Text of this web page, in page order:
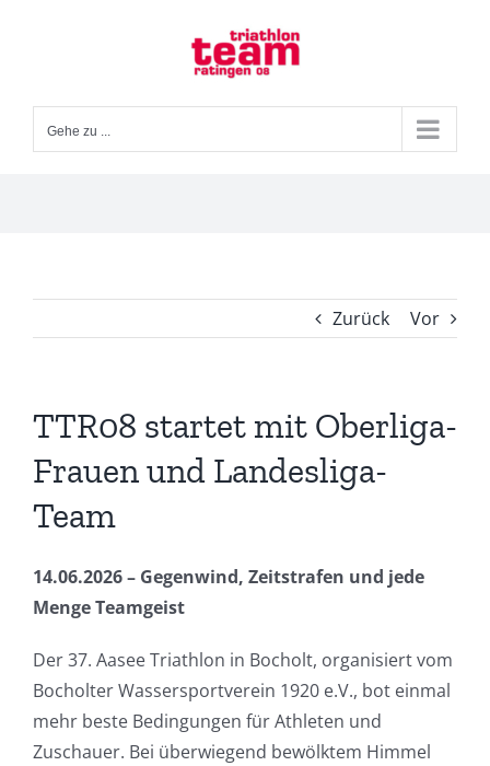
Gehe zu ...
Zurück Vor
TTR08 startet mit Oberliga-
Frauen und Landesliga-
Team
14.06.2026 – Gegenwind, Zeitstrafen und jede
Menge Teamgeist
Der 37. Aasee Triathlon in Bocholt, organisiert vom
Bocholter Wassersportverein 1920 e.V., bot einmal
mehr beste Bedingungen für Athleten und
Zuschauer. Bei überwiegend bewölktem Himmel